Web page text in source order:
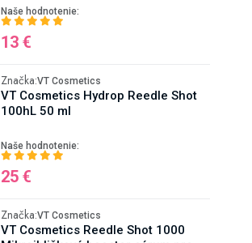
Naše hodnotenie:
13 €
Značka:VT Cosmetics
VT Cosmetics Hydrop Reedle Shot
100hL 50 ml
Naše hodnotenie:
25 €
Značka:VT Cosmetics
VT Cosmetics Reedle Shot 1000